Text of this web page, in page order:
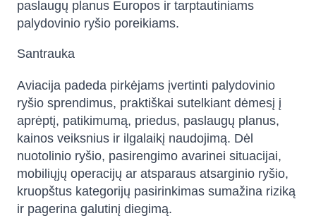
paslaugų planus Europos ir tarptautiniams
palydovinio ryšio poreikiams.
Santrauka
Aviacija padeda pirkėjams įvertinti palydovinio
ryšio sprendimus, praktiškai sutelkiant dėmesį į
aprėptį, patikimumą, priedus, paslaugų planus,
kainos veiksnius ir ilgalaikį naudojimą. Dėl
nuotolinio ryšio, pasirengimo avarinei situacijai,
mobiliųjų operacijų ar atsparaus atsarginio ryšio,
kruopštus kategorijų pasirinkimas sumažina riziką
ir pagerina galutinį diegimą.